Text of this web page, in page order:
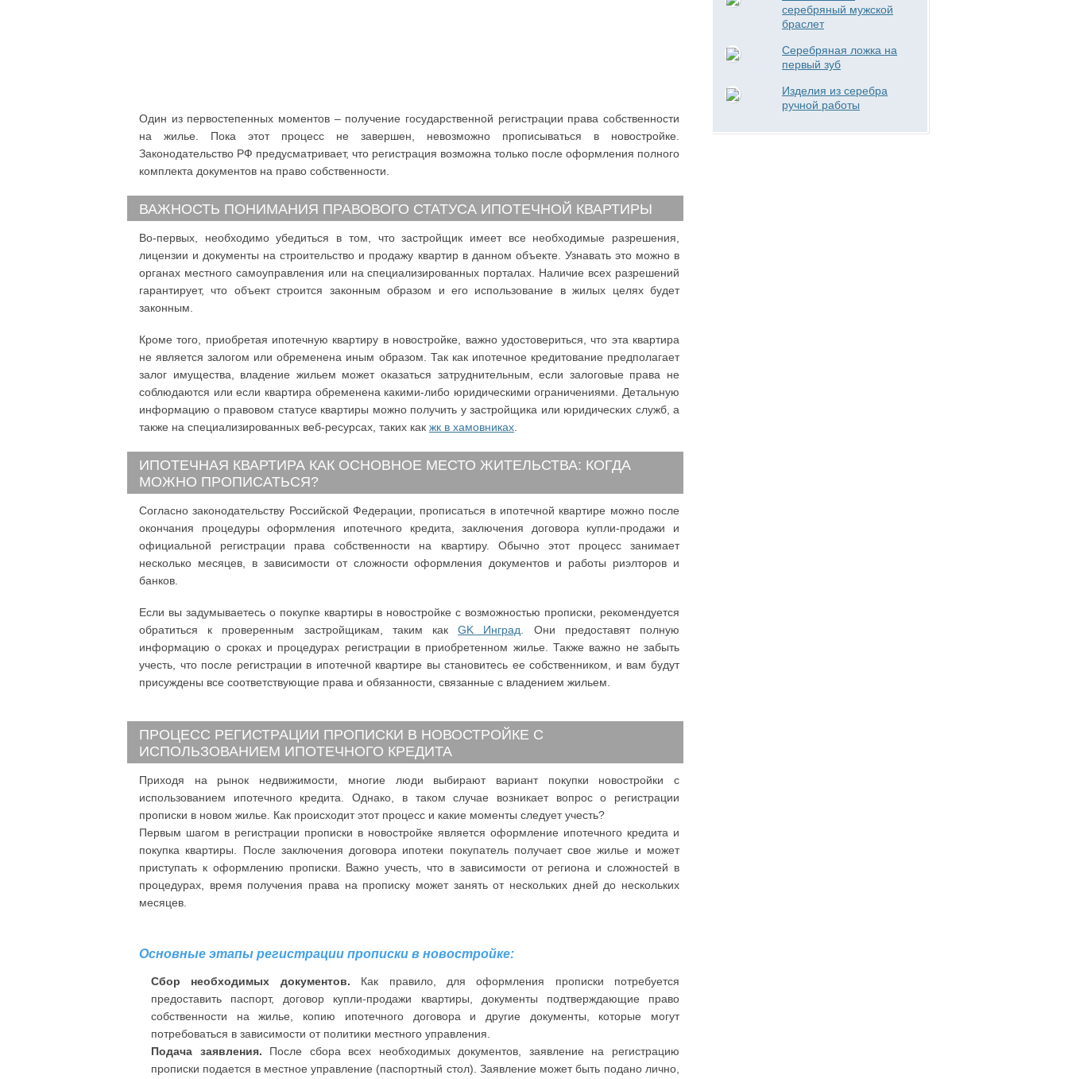
Один из первостепенных моментов – получение государственной регистрации права собственности
на жилье. Пока этот процесс не завершен, невозможно прописываться в новостройке.
Законодательство РФ предусматривает, что регистрация возможна только после оформления полного
комплекта документов на право собственности.
ВАЖНОСТЬ ПОНИМАНИЯ ПРАВОВОГО СТАТУСА ИПОТЕЧНОЙ КВАРТИРЫ
Во-первых, необходимо убедиться в том, что застройщик имеет все необходимые разрешения,
лицензии и документы на строительство и продажу квартир в данном объекте. Узнавать это можно в
органах местного самоуправления или на специализированных порталах. Наличие всех разрешений
гарантирует, что объект строится законным образом и его использование в жилых целях будет
законным.
Кроме того, приобретая ипотечную квартиру в новостройке, важно удостовериться, что эта квартира
не является залогом или обременена иным образом. Так как ипотечное кредитование предполагает
залог имущества, владение жильем может оказаться затруднительным, если залоговые права не
соблюдаются или если квартира обременена какими-либо юридическими ограничениями. Детальную
информацию о правовом статусе квартиры можно получить у застройщика или юридических служб, а
также на специализированных веб-ресурсах, таких как жк в хамовниках
ИПОТЕЧНАЯ КВАРТИРА КАК ОСНОВНОЕ МЕСТО ЖИТЕЛЬСТВА: КОГДА
МОЖНО ПРОПИСАТЬСЯ?
Согласно законодательству Российской Федерации, прописаться в ипотечной квартире можно после
окончания процедуры оформления ипотечного кредита, заключения договора купли-продажи и
официальной регистрации права собственности на квартиру. Обычно этот процесс занимает
несколько месяцев, в зависимости от сложности оформления документов и работы риэлторов и
банков.
Если вы задумываетесь о покупке квартиры в новостройке с возможностью прописки, рекомендуется
обратиться к проверенным застройщикам, таким какGK Инград . Они предоставят полную
информацию о сроках и процедурах регистрации в приобретенном жилье. Также важно не забыть
учесть, что после регистрации в ипотечной квартире вы становитесь ее собственником, и вам будут
присуждены все соответствующие права и обязанности, связанные с владением жильем.
ПРОЦЕСС РЕГИСТРАЦИИ ПРОПИСКИ В НОВОСТРОЙКЕ С
ИСПОЛЬЗОВАНИЕМ ИПОТЕЧНОГО КРЕДИТА
Приходя на рынок недвижимости, многие люди выбирают вариант покупки новостройки с
использованием ипотечного кредита. Однако, в таком случае возникает вопрос о регистрации
прописки в новом жилье. Как происходит этот процесс и какие моменты следует учесть?
Первым шагом в регистрации прописки в новостройке является оформление ипотечного кредита и
покупка квартиры. После заключения договора ипотеки покупатель получает свое жилье и может
приступать к оформлению прописки. Важно учесть, что в зависимости от региона и сложностей в
процедурах, время получения права на прописку может занять от нескольких дней до нескольких
месяцев.
Основные этапы регистрации прописки в новостройке:
Сбор необходимых документов. Как правило, для оформления прописки потребуется
предоставить паспорт, договор купли-продажи квартиры, документы подтверждающие право
собственности на жилье, копию ипотечного договора и другие документы, которые могут
потребоваться в зависимости от политики местного управления.
Подача заявления. После сбора всех необходимых документов, заявление на регистрацию
прописки подается в местное управление (паспортный стол). Заявление может быть подано лично,
серебряный мужской
браслет
Серебряная ложка на
первый зуб
Изделия из серебра
ручной работы